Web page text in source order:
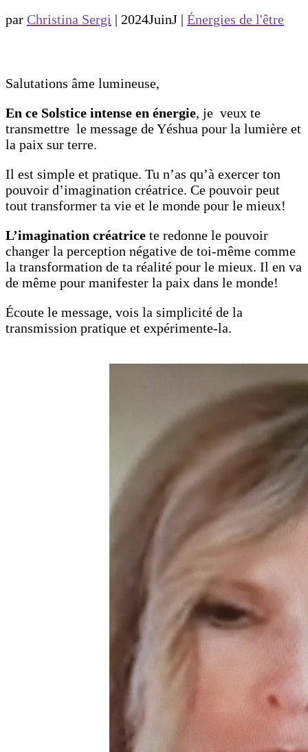
par Christina Sergi | 2024JuinJ | Énergies de l'être
Salutations âme lumineuse,
En ce Solstice intense en énergie, je veux te
transmettre le message de Yéshua pour la lumière et
la paix sur terre.
Il est simple et pratique. Tu n’as qu’à exercer ton
pouvoir d’imagination créatrice. Ce pouvoir peut
tout transformer ta vie et le monde pour le mieux!
L’imagination créatrice te redonne le pouvoir
changer la perception négative de toi-même comme
la transformation de ta réalité pour le mieux. Il en va
de même pour manifester la paix dans le monde!
Écoute le message, vois la simplicité de la
transmission pratique et expérimente-la.